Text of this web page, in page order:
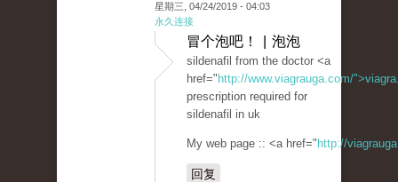
星期三, 04/24/2019 - 04:03
永久连接
冒个泡吧！ | 泡泡
sildenafil from the doctor <a
href=" http://www.viagrauga.com/
prescription required for
sildenafil in uk
My web page :: <a href=" http://
回复